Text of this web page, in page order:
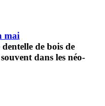
mai
de bois de
dans les néo-